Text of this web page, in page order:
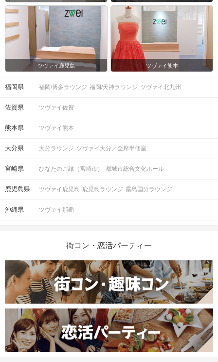
ツヴァイ鹿児島 ツヴァイ熊本
福岡県 福岡/博多ラウンジ 福岡/天神ラウンジ ツヴァイ北九州
佐賀県 ツヴァイ佐賀
熊本県 ツヴァイ熊本
大分県 大分ラウンジ ツヴァイ大分／全席半個室
宮崎県 ひなたのご縁（宮崎市） 都城市総合文化ホール
鹿児島県 ツヴァイ鹿児島 鹿児島ラウンジ 霧島国分ラウンジ
沖縄県 ツヴァイ那覇
街コン・恋活パーティー